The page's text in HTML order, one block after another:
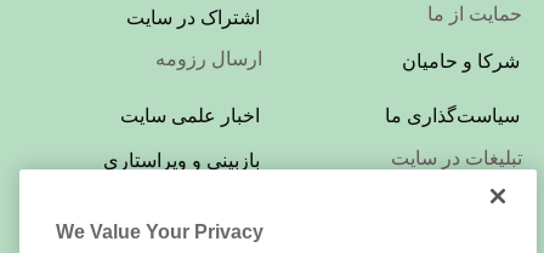
Footer
Menu
اشتراک در سایت حمایت از ما
ارسال رزومه شرکا و حامیان
Footer
Menu
اخبار علمی سایت سیاست‌گذاری ما
بازبینی و ویراستاری تبلیغات در سایت
Footer
We Value Your Privacy